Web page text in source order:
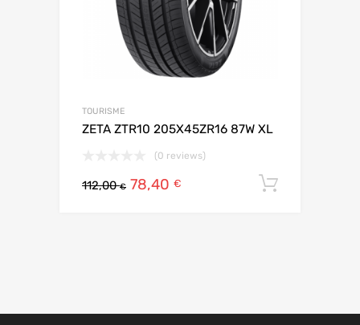
TOURISME
ZETA ZTR10 205X45ZR16 87W XL
(0 reviews)
112,00€ 78,40 €